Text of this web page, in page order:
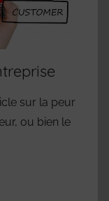
sur la peur
ou bien le